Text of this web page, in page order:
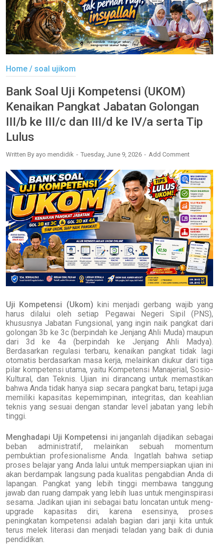
Home / soal ujikom
Bank Soal Uji Kompetensi (UKOM)
Kenaikan Pangkat Jabatan Golongan
III/b ke III/c dan III/d ke IV/a serta Tip
Lulus
Written By ayo mendidik Tuesday, June 9, 2026 Add Comment
Uji Kompetensi (Ukom) kini menjadi gerbang wajib yang
harus dilalui oleh setiap Pegawai Negeri Sipil (PNS),
khususnya Jabatan Fungsional, yang ingin naik pangkat dari
golongan 3b ke 3c (berpindah ke Jenjang Ahli Muda) maupun
dari 3d ke 4a (berpindah ke Jenjang Ahli Madya).
Berdasarkan regulasi terbaru, kenaikan pangkat tidak lagi
otomatis berdasarkan masa kerja, melainkan diukur dari tiga
pilar kompetensi utama, yaitu Kompetensi Manajerial, Sosio-
Kultural, dan Teknis. Ujian ini dirancang untuk memastikan
bahwa Anda tidak hanya siap secara pangkat baru, tetapi juga
memiliki kapasitas kepemimpinan, integritas, dan keahlian
teknis yang sesuai dengan standar level jabatan yang lebih
tinggi.
Menghadapi Uji Kompetensi ini janganlah dijadikan sebagai
beban administratif, melainkan sebuah momentum
pembuktian profesionalisme Anda. Ingatlah bahwa setiap
proses belajar yang Anda lalui untuk mempersiapkan ujian ini
akan berdampak langsung pada kualitas pengabdian Anda di
lapangan. Pangkat yang lebih tinggi membawa tanggung
jawab dan ruang dampak yang lebih luas untuk menginspirasi
sesama. Jadikan ujian ini sebagai batu loncatan untuk meng-
upgrade kapasitas diri, karena esensinya, proses
peningkatan kompetensi adalah bagian dari janji kita untuk
terus melek literasi dan menjadi teladan yang baik di dunia
pendidikan.